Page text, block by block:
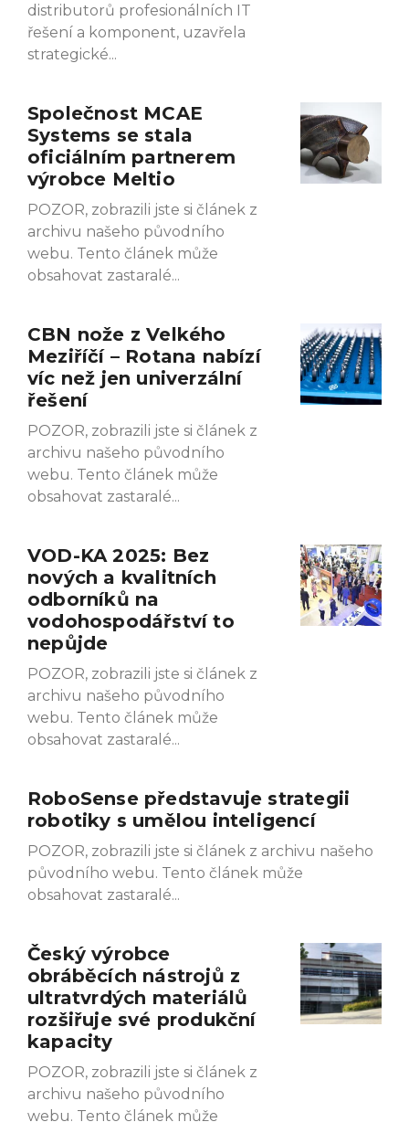
distributorů profesionálních IT
řešení a komponent, uzavřela
strategické
Společnost MCAE
Systems se stala
oficiálním partnerem
výrobce Meltio
POZOR, zobrazili jste si článek z
archivu našeho původního
webu. Tento článek může
obsahovat zastaralé
CBN nože z Velkého
Meziříčí – Rotana nabízí
víc než jen univerzální
řešení
POZOR, zobrazili jste si článek z
archivu našeho původního
webu. Tento článek může
obsahovat zastaralé
VOD-KA 2025: Bez
nových a kvalitních
odborníků na
vodohospodářství to
nepůjde
POZOR, zobrazili jste si článek z
archivu našeho původního
webu. Tento článek může
obsahovat zastaralé
RoboSense představuje strategii
robotiky s umělou inteligencí
POZOR, zobrazili jste si článek z archivu našeho
původního webu. Tento článek může
obsahovat zastaralé
Český výrobce
obráběcích nástrojů z
ultratvrdých materiálů
rozšiřuje své produkční
kapacity
POZOR, zobrazili jste si článek z
archivu našeho původního
webu. Tento článek může